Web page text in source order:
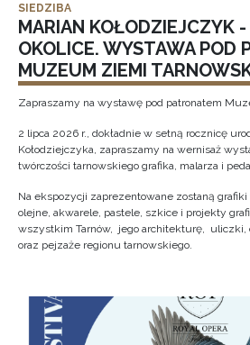
SIEDZIBA
MARIAN KOŁODZIEJCZYK
OKOLICE. WYSTAWA POD
MUZEUM ZIEMI
Zapraszamy na wystawę pod patronatem
2 lipca 2026 r., dokładnie w setną rocznicę
Kołodziejczyka, zapraszamy na wernisaż
twórczości tarnowskiego grafika, malarza i
Na ekspozycji zaprezentowane zostaną
olejne, akwarele, pastele, szkice i projekty
wszystkim Tarnów, jego architekturę, uliczki,
oraz pejzaże regionu tarnowskiego.